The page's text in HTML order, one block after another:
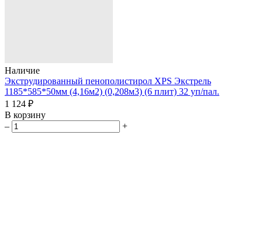
Наличие
Экструдированный пенополистирол XPS Экстрель
1185*585*50мм (4,16м2) (0,208м3) (6 плит) 32 уп/пал.
1 124 ₽
В корзину
–
+